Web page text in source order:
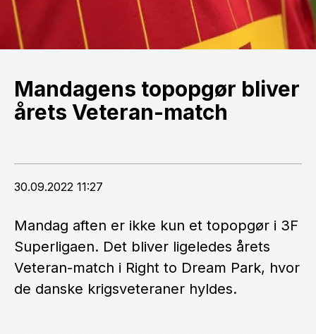
Mandagens topopgør bliver
årets Veteran-match
30.09.2022 11:27
Mandag aften er ikke kun et topopgør i 3F
Superligaen. Det bliver ligeledes årets
Veteran-match i Right to Dream Park, hvor
de danske krigsveteraner hyldes.